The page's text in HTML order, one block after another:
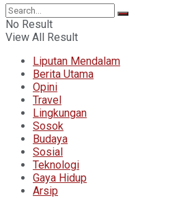
No Result
View All Result
Liputan Mendalam
Berita Utama
Opini
Travel
Lingkungan
Sosok
Budaya
Sosial
Teknologi
Gaya Hidup
Arsip